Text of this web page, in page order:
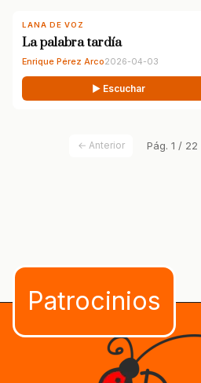
LANA DE VOZ
La palabra tardía
Enrique Pérez Arco2026-04-03
▶ Escuchar
← Anterior Pág. 1 / 22